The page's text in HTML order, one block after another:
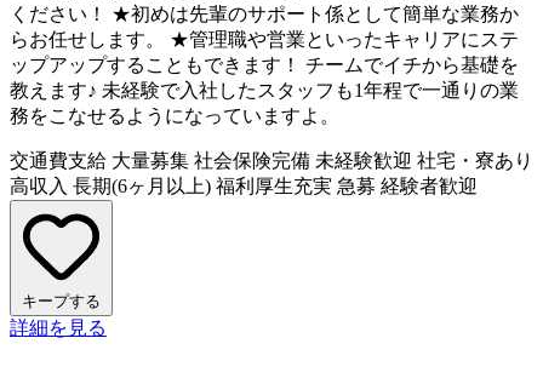
ください！ ★初めは先輩のサポート係として簡単な業務か
らお任せします。 ★管理職や営業といったキャリアにステ
ップアップすることもできます！ チームでイチから基礎を
教えます♪ 未経験で入社したスタッフも1年程で一通りの業
務をこなせるようになっていますよ。
交通費支給 大量募集 社会保険完備 未経験歓迎 社宅・寮あり
高収入 長期(6ヶ月以上) 福利厚生充実 急募 経験者歓迎
キープする
詳細を見る